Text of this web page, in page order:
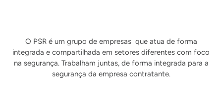
O PSR é um grupo de empresas que atua de forma
integrada e compartilhada em setores diferentes com foco
na segurança. Trabalham juntas, de forma integrada para a
segurança da empresa contratante.